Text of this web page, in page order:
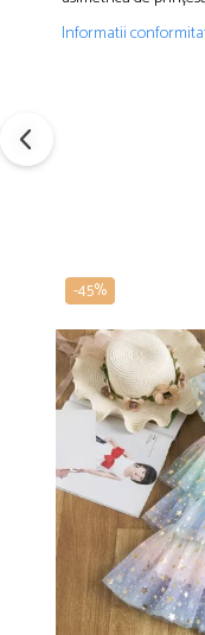
Informatii
-45%